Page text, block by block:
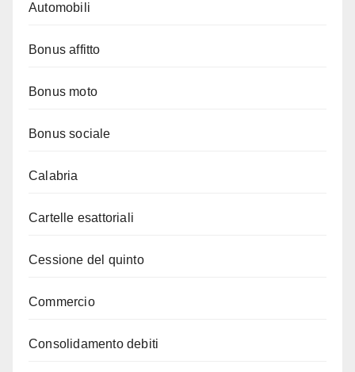
Automobili
Bonus affitto
Bonus moto
Bonus sociale
Calabria
Cartelle esattoriali
Cessione del quinto
Commercio
Consolidamento debiti